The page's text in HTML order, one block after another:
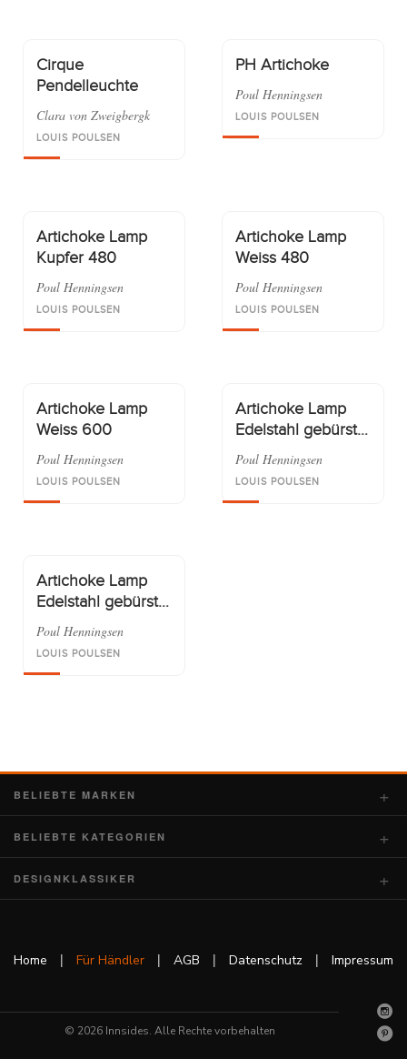
Cirque
Pendelleuchte
Clara von Zweigbergk
LOUIS POULSEN
PH Artichoke
Poul Henningsen
LOUIS POULSEN
Artichoke Lamp
Kupfer 480
Poul Henningsen
LOUIS POULSEN
Artichoke Lamp
Weiss 480
Poul Henningsen
LOUIS POULSEN
Artichoke Lamp
Weiss 600
Poul Henningsen
LOUIS POULSEN
Artichoke Lamp
Edelstahl gebürstet
600
Poul Henningsen
LOUIS POULSEN
Artichoke Lamp
Edelstahl gebürstet
480
Poul Henningsen
LOUIS POULSEN
BELIEBTE MARKEN
BELIEBTE KATEGORIEN
DESIGNKLASSIKER
Home | Für Händler | AGB | Datenschutz | Impressum
© 2026 Innsides. Alle Rechte vorbehalten